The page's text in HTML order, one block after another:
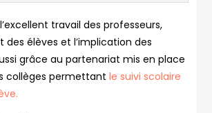
travail des professeurs,
des élèves et l’implication des
grâce au partenariat mis en place
collèges permettantle suivi scolaire